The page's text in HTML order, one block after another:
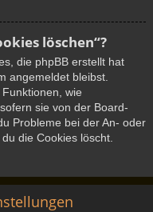
löschen“?
die phpBB erstellt hat
angemeldet bleibst.
wie
sie von der Board-
Probleme bei der An- oder
die Cookies löscht.